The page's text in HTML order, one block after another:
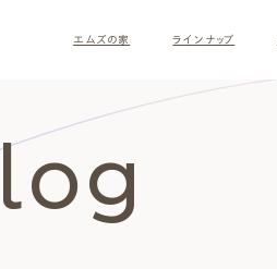
エムズの家 ラインナップ